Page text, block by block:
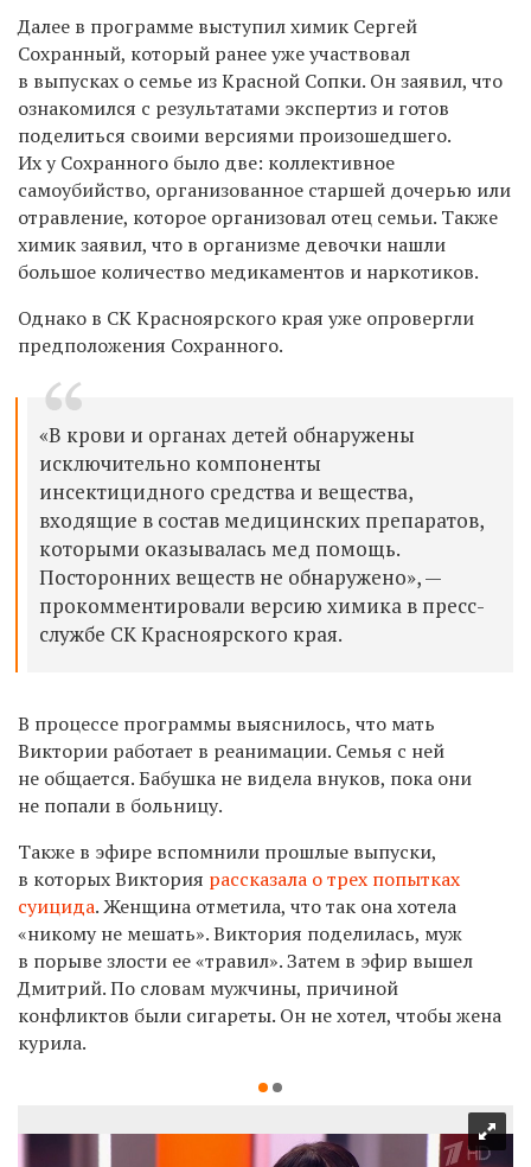
Далее в программе выступил химик Сергей
Сохранный, который ранее уже участвовал
в выпусках о семье из Красной Сопки. Он заявил, что
ознакомился с результатами экспертиз и готов
поделиться своими версиями произошедшего.
Их у Сохранного было две: коллективное
самоубийство, организованное старшей дочерью или
отравление, которое организовал отец семьи. Также
химик заявил, что в организме девочки нашли
большое количество медикаментов и наркотиков.
Однако в СК Красноярского края уже опровергли
предположения Сохранного.
«В крови и органах детей обнаружены
исключительно компоненты
инсектицидного средства и вещества,
входящие в состав медицинских препаратов,
которыми оказывалась мед помощь.
Посторонних веществ не обнаружено», —
прокомментировали версию химика в пресс-
службе СК Красноярского края.
В процессе программы выяснилось, что мать
Виктории работает в реанимации. Семья с ней
не общается. Бабушка не видела внуков, пока они
не попали в больницу.
Также в эфире вспомнили прошлые выпуски,
в которых Виктория рассказала о трех попытках
суицида. Женщина отметила, что так она хотела
«никому не мешать». Виктория поделилась, муж
в порыве злости ее «травил». Затем в эфир вышел
Дмитрий. По словам мужчины, причиной
конфликтов были сигареты. Он не хотел, чтобы жена
курила.